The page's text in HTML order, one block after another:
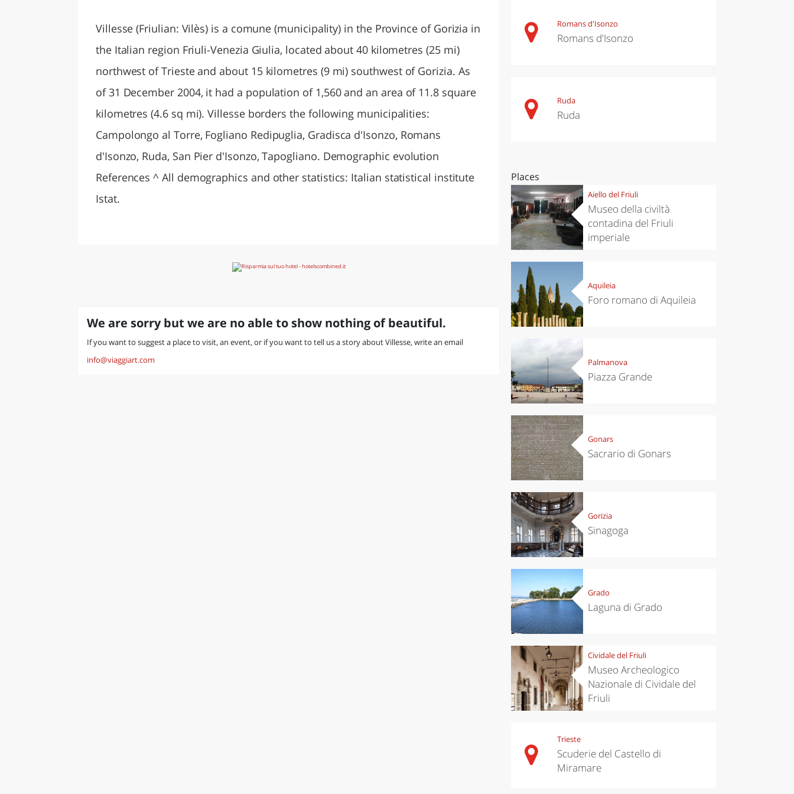
Villesse (Friulian: Vilès) is a comune (municipality) in the Province of Gorizia in
the Italian region Friuli-Venezia Giulia, located about 40 kilometres (25 mi)
northwest of Trieste and about 15 kilometres (9 mi) southwest of Gorizia. As
of 31 December 2004, it had a population of 1,560 and an area of 11.8 square
kilometres (4.6 sq mi). Villesse borders the following municipalities:
Campolongo al Torre, Fogliano Redipuglia, Gradisca d'Isonzo, Romans
d'Isonzo, Ruda, San Pier d'Isonzo, Tapogliano. Demographic evolution
References ^ All demographics and other statistics: Italian statistical institute
Istat.
We are sorry but we are no able to show nothing of beautiful.
If you want to suggest a place to visit, an event, or if you want to tell us a story about Villesse, write an email
info@viaggiart.com
Romans d'Isonzo
Romans d'Isonzo
Ruda
Ruda
Places
Aiello del Friuli
Museo della civiltà
contadina del Friuli
imperiale
Aquileia
Foro romano di Aquileia
Palmanova
Piazza Grande
Gonars
Sacrario di Gonars
Gorizia
Sinagoga
Grado
Laguna di Grado
Cividale del Friuli
Museo Archeologico
Nazionale di Cividale del
Friuli
Trieste
Scuderie del Castello di
Miramare